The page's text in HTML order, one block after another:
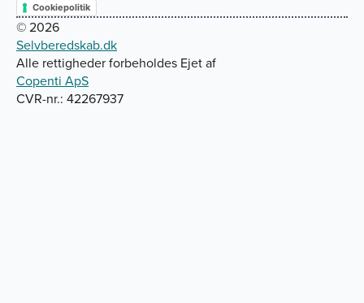
Cookiepolitik
© 2026
Selvberedskab.dk
Alle rettigheder forbeholdes Ejet af
Copenti ApS
CVR-nr.: 42267937